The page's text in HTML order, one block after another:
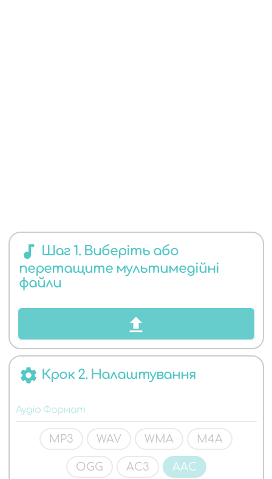
АУДІО
ФОРМАТІВ
audiotrack Шаг 1. Виберіть або
перетащите мультимедійні
файли
settings Крок 2. Налаштування
Аудіо Формат
MP3 WAV WMA M4A
OGG AC3 AAC